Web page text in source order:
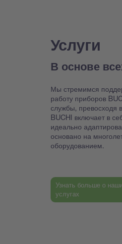
Услуги
В основе
Мы стремимся
работу приборов
службы,
BUCHI включает в
идеально
основано на
оборудованием.
Узнать больше о
услугах